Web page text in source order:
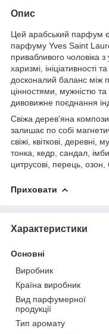
Опис
Цей арабський парфум є
парфуму Yves Saint
привабливого чоловіка
харизмі, ініціативності
досконалий баланс між
цінностями, мужністю
дивовижне поєднання
Свіжа дерев'яна
залишає по собі
свіжі, квіткові,
тонка, кедр, сандал,
цитрусові, перець, озон,
Приховати
Характеристики
Основні
Виробник
Країна виробник
Вид парфумерної
продукції
Тип аромату